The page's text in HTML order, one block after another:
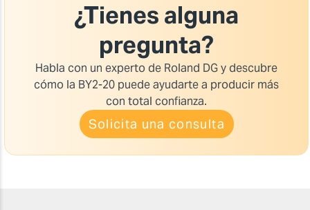
¿Tienes alguna
pregunta?
Habla con un experto de Roland DG y descubre
cómo la BY2-20 puede ayudarte a producir más
con total confianza.
Solicita una consulta